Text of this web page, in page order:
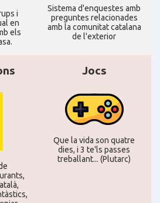
Catalans a SHEFFIELD
Catalans a SOUTHAMPTON
Catalans a STIRLING
Catalans a WIGHT
Catalans a YORK
i
en
els
Sistema d'enquestes amb
preguntes relacionades
amb la comunitat catalana
de l'exterior
Jocs
Que la vida son quatre
dies, i 3 te'ls passes
treballant... (Plutarc)